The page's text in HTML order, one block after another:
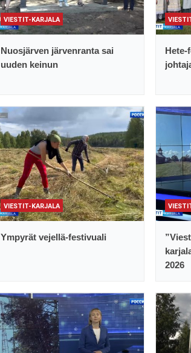
VIESTIT-KARJALA
Nuosjärven järvenranta sai
uuden keinun
Hete-
VIESTIT-KARJALA
Ympyrät vejellä-festivuali
2026